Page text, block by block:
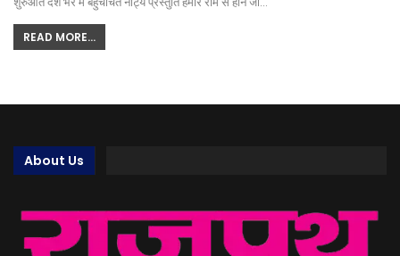
READ MORE...
About Us